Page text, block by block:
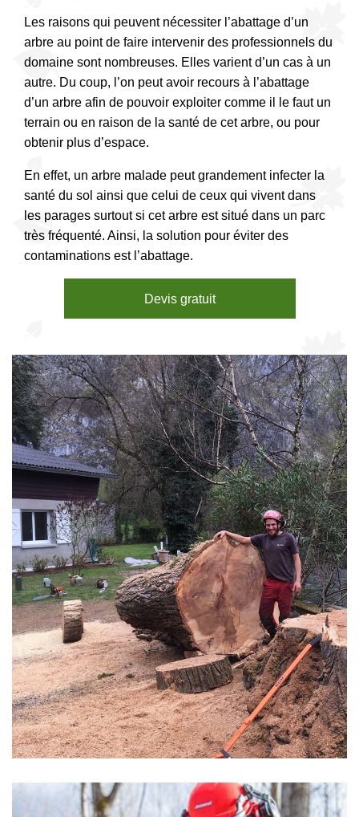
Les raisons qui peuvent nécessiter l’abattage d’un
arbre au point de faire intervenir des professionnels du
domaine sont nombreuses. Elles varient d’un cas à un
autre. Du coup, l’on peut avoir recours à l’abattage
d’un arbre afin de pouvoir exploiter comme il le faut un
terrain ou en raison de la santé de cet arbre, ou pour
obtenir plus d’espace.
En effet, un arbre malade peut grandement infecter la
santé du sol ainsi que celui de ceux qui vivent dans
les parages surtout si cet arbre est situé dans un parc
très fréquenté. Ainsi, la solution pour éviter des
contaminations est l’abattage.
Devis gratuit